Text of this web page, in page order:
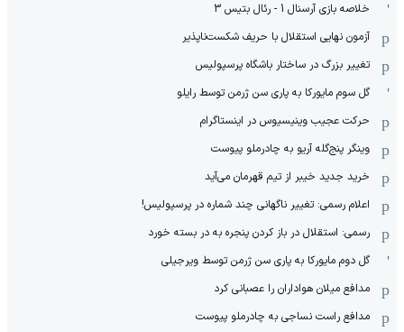
خلاصه بازی آرسنال 1 - رئال بتیس 3
آزمون نهایی استقلال با حریف شکست‌ناپذیر
تغییر بزرگ در ساختار باشگاه پرسپولیس
گل سوم مایورکا به پاری سن ژرمن توسط رایلو
حرکت عجیب وینیسیوس در اینستاگرام
وینگر پنج‌گله آریو به چادرملو پیوست
خرید جدید خیبر از تیم قهرمان می‌آید
اعلام رسمی: تغییر ناگهانی چند شماره در پرسپولیس!
رسمی: استقلال در باز کردن پنجره به در بسته خورد
گل دوم مایورکا به پاری سن ژرمن توسط ویرجیلی
مدافع میلان هواداران را عصبانی کرد
مدافع راست نساجی به چادرملو پیوست